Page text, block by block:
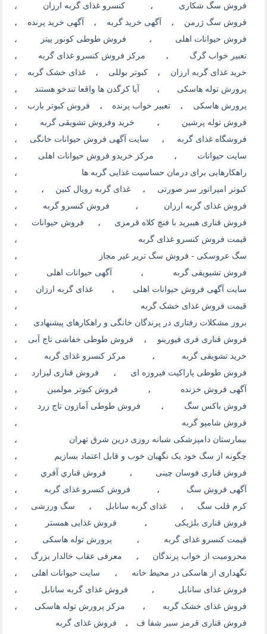
فروش سگ شکاری ، کنسرو غذای گربه ارزان ،
فروش سگ ژرمن ، آگهی خرید گربه ، آگهی خرید پرنده ،
فروش حیوانات اهلی ، فروش طوطی کونور پیتز ،
تعبیر خواب گرگ ، مرکز فروش کنسرو غذای گربه ،
خرید غذای گربه ارزان ، کبوتر بوللی ، غذای خشک گربه ،
پرورش توله هاسکی ، آیا کرگدن ها واقعا تندخو هستند ،
پرورش هاسکی ، تعبیر خواب پرنده ، فروش کبوتر بارب ،
فروش توله پرشین ، خرید وفروش تشویقی گربه ،
فروشگاه غذای گربه ، سایت آگهی فروش حیوانات خانگی ،
سایت حیوانات ، مرکز خریدو فروش حیوانات اهلی ،
راهکارهایی برای درمان حساسیت غذایی گربه ها ،
کبوتر امپراتور سر صورتی ، غذای گربه رویال کنین ، ،
فروش غذای گربه ارزان ، فروش کنسرو گربه ،
فروش قناری هیبرید با فنچ کلاه قرمزی ، فروش حیوانات ،
قیمت فروش کنسرو غذای گربه ،
سگ عروسکی - فروش سگ تریر غیر مجاز ،
فروش تشیویقی گربه ، آگهی حیوانات اهلی ،
سایت آگهی فروش حیوانات اهلی ، غذای گربه ارزان ،
قیمت فروش غذای خشک گربه ،
بروز مشکلات رفتاری در پرندگان خانگی و راهکارهای پیشنهادی ،
فروش قناری فری فیورینو ، فروش طوطی خفاشی تاج آبی ،
خرید تشویقی گربه ، مرکز کنسرو غذای گربه ،
فروش طوطی پاراکیت فیروزه ای ، فروش قناری لیزارد ،
آگهی فروش خزنده ، فروش کبوتر مولمین ،
فروش باکس سگ ، فروش طوطی آمازون تاج زرد ،
فروش شامپو گربه ،
بیمارستان دامپزشکی شبانه روزی درین شرق تهران ،
چگونه از سگ خود یک نگهبان خوب و قابل اعتماد بسازیم ،
فروش قناری فوسان چینی ، فروش قناري آفري ،
آگهی فروش سگ ، فروش کنسرو غذای گربه ،
کرم قلب سگ ، غذای گربه سانابل ، سگ ورزشی ،
فروش قناری بلژیکی ، فروش غذایی همستر ،
قیمت کنسرو غذای گربه ، پرورش توله هاسکی ،
محرومیت از خواب پرندگان ، معرفی عقاب خالدار بزرگ ،
نگهداری از هاسکی در محیط خانه ، سایت حیوانات اهلی ،
فروش غذای سانابل ، فروش غذای گربه سانابل ،
فروش غذای خشک گربه ، مرکز پرورش توله هاسکی ،
فروش قناری قرمز سیر شفا ف ، فروش غذای گربه